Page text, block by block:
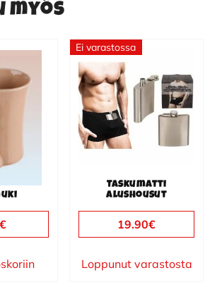
myös
€
Ei varastossa
Taskumatti
alushousut
19.90€
Loppunut varastosta